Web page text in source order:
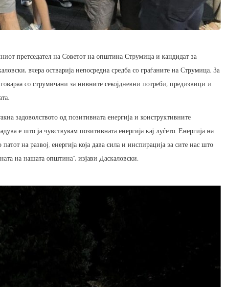
претседател на Советот на општина Струмица и кандидат за
вчера остварија непосредна средба со граѓаните на Струмица. За
со струмичани за нивните секојдневни потреби, предизвици и
задоволството од позитивната енергија и конструктивните
е што ја чувствувам позитивната енергија кај луѓето. Енергија на
на развој, енергија која дава сила и инспирација за сите нас што
на нашата општина“, изјави Даскаловски.